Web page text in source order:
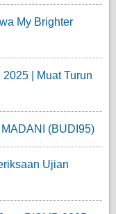
My Brighter
| Muat Turun
(BUDI95)
Ujian